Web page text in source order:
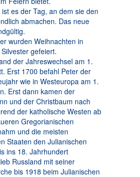
es der Tag, an dem sie den
abmachen. Das neue
wurden Weihnachten in
gefeiert.
der Jahreswechsel am 1.
Erst 1700 befahl Peter der
wie in Westeuropa am 1.
Erst dann kamen der
und der Christbaum nach
der katholische Westen ab
Gregorianischen
und die meisten
Staaten den Julianischen
ins 18. Jahrhundert
Russland mit seiner
bis 1918 beim Julianischen